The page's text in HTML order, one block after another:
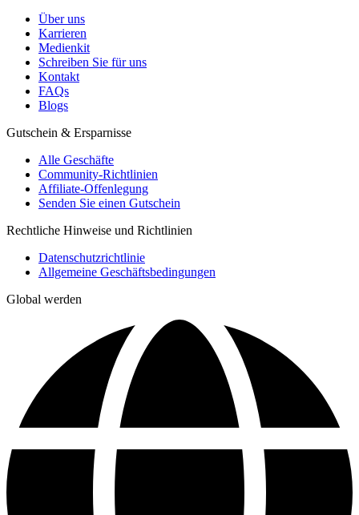
Über uns
Karrieren
Medienkit
Schreiben Sie für uns
Kontakt
FAQs
Blogs
Gutschein & Ersparnisse
Alle Geschäfte
Community-Richtlinien
Affiliate-Offenlegung
Senden Sie einen Gutschein
Rechtliche Hinweise und Richtlinien
Datenschutzrichtlinie
Allgemeine Geschäftsbedingungen
Global werden